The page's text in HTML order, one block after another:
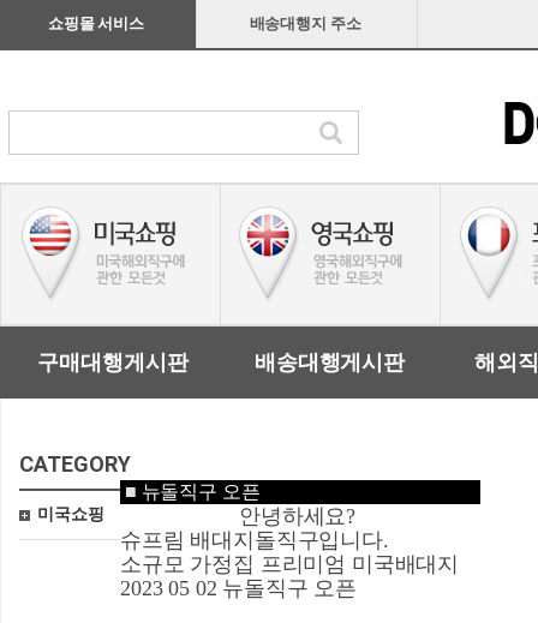
■ 뉴돌직구 오픈
안녕하세요?
슈프림 배대지돌직구입니다.
소규모 가정집 프리미엄 미국배대지
2023 05 02 뉴돌직구 오픈
쇼핑몰 서비스 배송대행지 주소
구매대행게시판 배송대행게시판 해외
CATEGORY
미국쇼핑